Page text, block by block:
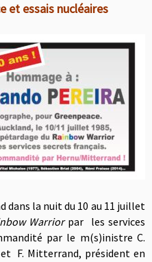
et essais nucléaires
dans la nuit du 10 au 11 juillet
Warriorpar les services
par le m(s)inistre C.
F. Mitterrand, président en